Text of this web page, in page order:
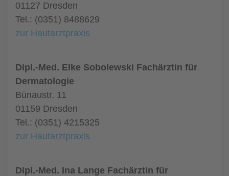
01127 Dresden
Tel.: (0351) 8488629
zur Hautarztpraxis
Dipl.-Med. Elke Sobolewski Fachärztin für
Dermatologie
Bünaustr. 11
01159 Dresden
Tel.: (0351) 4215325
zur Hautarztpraxis
Dipl.-Med. Ina Lange Fachärztin für